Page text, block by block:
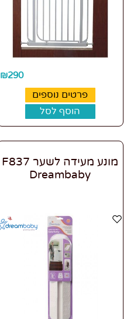
₪290
פרטים נוספים
הוסף לסל
מונע מעידה לשער F837
Dreambaby